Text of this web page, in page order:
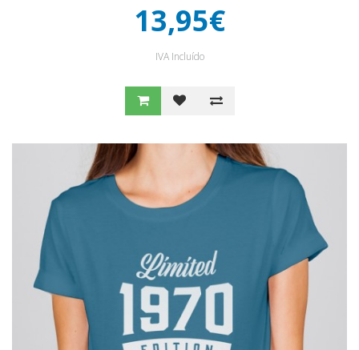
13,95€
IVA Incluído